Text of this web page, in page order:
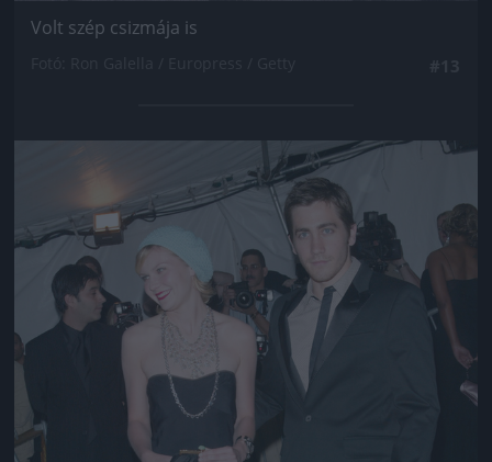
Volt szép csizmája is
Jön még kép!